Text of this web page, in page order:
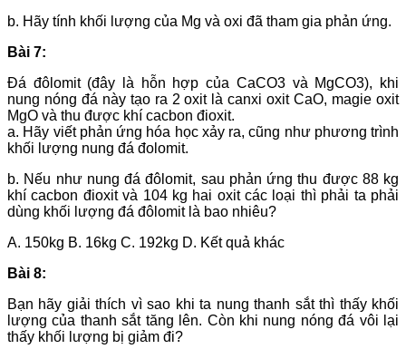
b. Hãy tính khối lượng của Mg và oxi đã tham gia phản ứng.
Bài 7:
Đá đôlomit (đây là hỗn hợp của CaCO3 và MgCO3), khi
nung nóng đá này tạo ra 2 oxit là canxi oxit CaO, magie oxit
MgO và thu được khí cacbon đioxit.
a. Hãy viết phản ứng hóa học xảy ra, cũng như phương trình
khối lượng nung đá đolomit.
b. Nếu như nung đá đôlomit, sau phản ứng thu được 88 kg
khí cacbon đioxit và 104 kg hai oxit các loại thì phải ta phải
dùng khối lượng đá đôlomit là bao nhiêu?
A. 150kg B. 16kg C. 192kg D. Kết quả khác
Bài 8:
Bạn hãy giải thích vì sao khi ta nung thanh sắt thì thấy khối
lượng của thanh sắt tăng lên. Còn khi nung nóng đá vôi lại
thấy khối lượng bị giảm đi?